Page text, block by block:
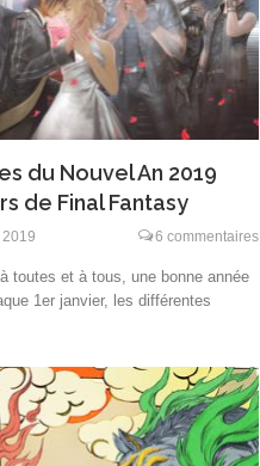
du Nouvel An 2019
de Final Fantasy
6 commentaires
toutes et à tous, une bonne année
1er janvier, les différentes